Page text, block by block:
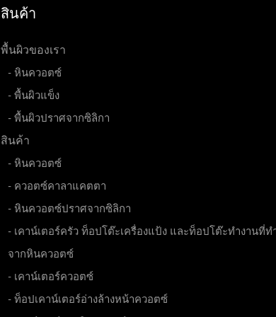
สินค้า
พื้นผิวของเรา
- หินควอตซ์
- พื้นผิวแข็ง
- พื้นผิวปราศจากซิลิกา
สินค้า
- หินควอตซ์
- ควอตซ์คาลาแคตตา
- หินควอตซ์ปราศจากซิลิกา
- เคาน์เตอร์ครัว ท็อปโต๊ะเครื่องแป้ง และท็อปโต๊ะทำงานที่ท
จากหินควอตซ์
- เคาน์เตอร์ควอตซ์
- ท็อปเคาน์เตอร์อ่างล้างหน้าควอตซ์